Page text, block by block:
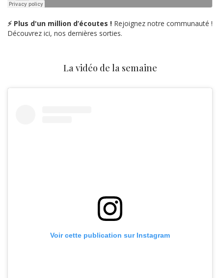
⚡ Plus d'un million d’écoutes ! Rejoignez notre communauté !
Découvrez ici, nos dernières sorties.
La vidéo de la semaine
Voir cette publication sur Instagram